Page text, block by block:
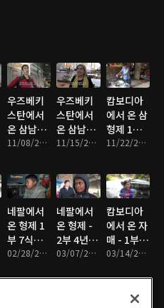
우즈베키
스탄에서
온 삼남매
1부 한지
- 엄마는
외로워
11/08/2016 • 46분
우즈베키
스탄에서
온 삼남매
2부 험난
힘들어도
괜찮아
11/15/2016 • 45분
캄보디아
에서 온 삼
형제 1부
우리 아빠
아 미남 가
수
11/22/2016 • 47분
네팔에서
온 형제 1
부 7식구
의 가장,
거운 어깨
02/28/2017 • 46분
네팔에서
온 형제 -
2부 4년 만
의 재회,
별한 수업
03/07/2017 • 47분
캄보디아
에서 온 자
매 - 1부 8
년간 뱃멀
부 아빠의
03/14/2017 • 46분